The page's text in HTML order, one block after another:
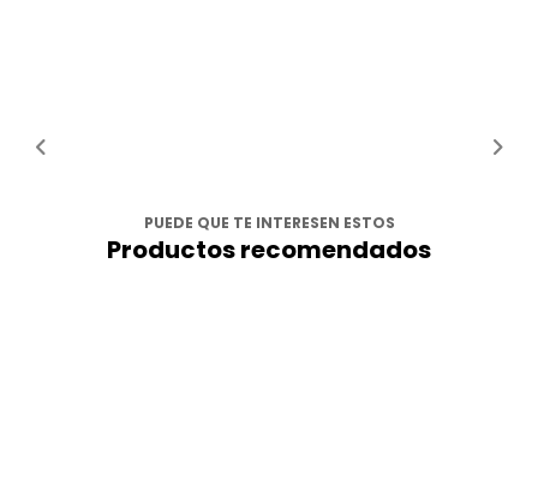
PUEDE QUE TE INTERESEN ESTOS
Productos recomendados